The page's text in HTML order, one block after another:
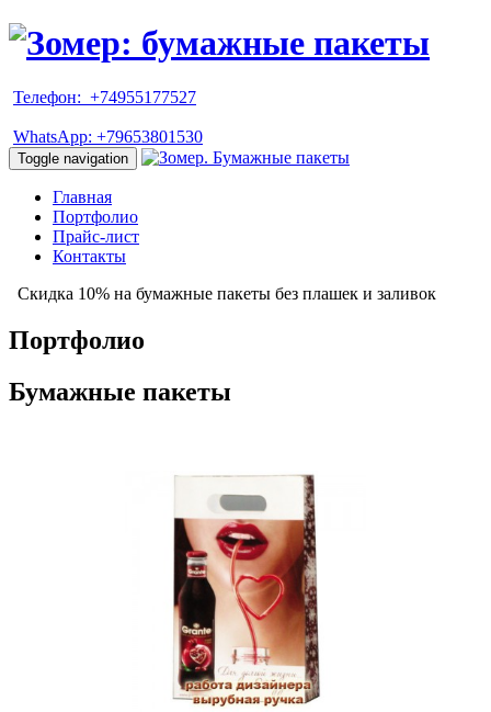
Телефон: +74955177527
WhatsApp: +79653801530
Toggle navigation
Главная
Портфолио
Прайс-лист
Контакты
Скидка 10% на бумажные пакеты без плашек и заливок
Портфолио
Бумажные пакеты